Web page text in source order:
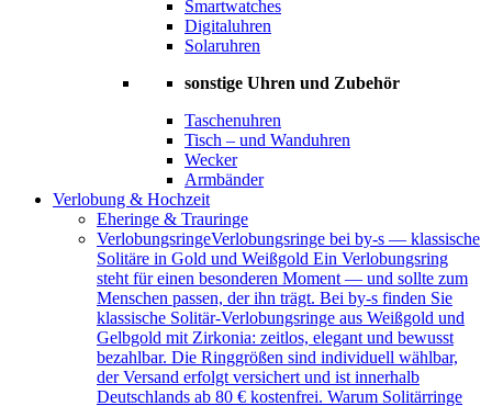
Smartwatches
Digitaluhren
Solaruhren
sonstige Uhren und Zubehör
Taschenuhren
Tisch – und Wanduhren
Wecker
Armbänder
Verlobung & Hochzeit
Eheringe & Trauringe
VerlobungsringeVerlobungsringe bei by-s — klassische
Solitäre in Gold und Weißgold Ein Verlobungsring
steht für einen besonderen Moment — und sollte zum
Menschen passen, der ihn trägt. Bei by-s finden Sie
klassische Solitär-Verlobungsringe aus Weißgold und
Gelbgold mit Zirkonia: zeitlos, elegant und bewusst
bezahlbar. Die Ringgrößen sind individuell wählbar,
der Versand erfolgt versichert und ist innerhalb
Deutschlands ab 80 € kostenfrei. Warum Solitärringe